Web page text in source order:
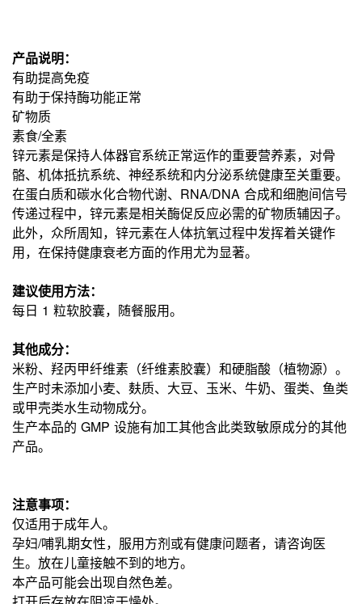
产品说明：
有助提高免疫
有助于保持酶功能正常
矿物质
素食/全素
锌元素是保持人体器官系统正常运作的重要营养素，对骨
骼、机体抵抗系统、神经系统和内分泌系统健康至关重要。
在蛋白质和碳水化合物代谢、RNA/DNA 合成和细胞间信号
传递过程中，锌元素是相关酶促反应必需的矿物质辅因子。
此外，众所周知，锌元素在人体抗氧过程中发挥着关键作
用，在保持健康衰老方面的作用尤为显著。
建议使用方法：
每日 1 粒软胶囊，随餐服用。
其他成分：
米粉、羟丙甲纤维素（纤维素胶囊）和硬脂酸（植物源）。
生产时未添加小麦、麸质、大豆、玉米、牛奶、蛋类、鱼类
或甲壳类水生动物成分。
生产本品的 GMP 设施有加工其他含此类致敏原成分的其他
产品。
注意事项：
仅适用于成年人。
孕妇/哺乳期女性，服用方剂或有健康问题者，请咨询医
生。放在儿童接触不到的地方。
本产品可能会出现自然色差。